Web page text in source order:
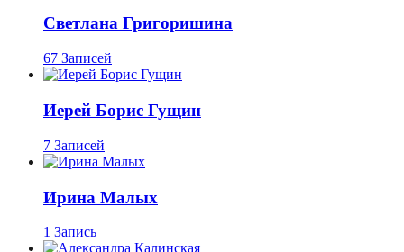
Светлана Григоришина
67 Записей
Иерей Борис Гущин
7 Записей
Ирина Малых
1 Запись